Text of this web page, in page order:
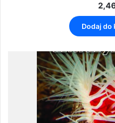
Dodaj do